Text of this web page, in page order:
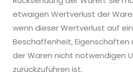
etwaigen Wertverlust der
wenn dieser Wertverlust auf
Beschaffenheit, Eigenschaften
der Waren nicht notwendigen
zurückzuführen ist.